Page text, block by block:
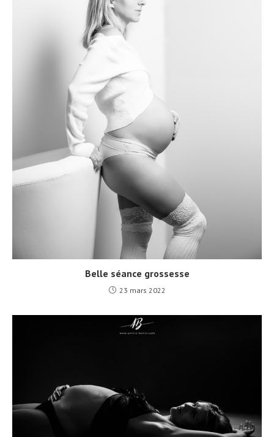
Belle séance grossesse
23 mars 2022